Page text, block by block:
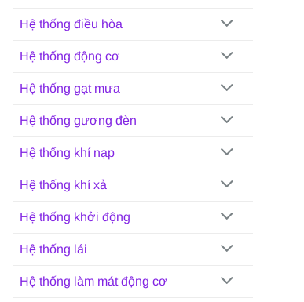
Hệ thống điều hòa
Hệ thống động cơ
Hệ thống gạt mưa
Hệ thống gương đèn
Hệ thống khí nạp
Hệ thống khí xả
Hệ thống khởi động
Hệ thống lái
Hệ thống làm mát động cơ